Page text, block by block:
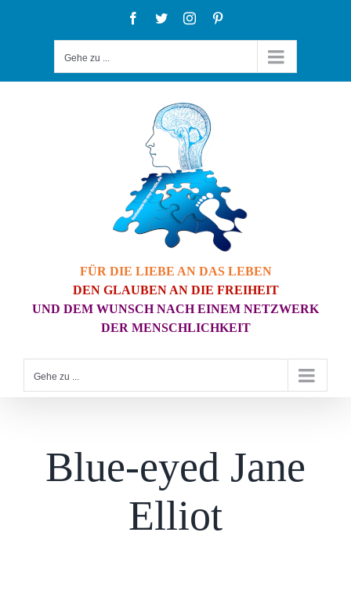
Facebook
TwitterInstagram
Gehe zu ...
FÜR DIE LIEBE AN DAS LEBEN
DEN GLAUBEN AN DIE FREIHEIT
UND DEM WUNSCH NACH EINEM NETZWERK
DER MENSCHLICHKEIT
Gehe zu ...
Blue-eyed Jane
Elliot